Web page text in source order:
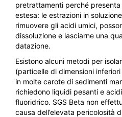
pretrattamenti perché presenta
estesa: le estrazioni in
rimuovere gli acidi umici,
dissoluzione e lasciarne una
datazione.
Esistono alcuni metodi per
(particelle di dimensioni
in molte carote di sedimenti
richiedono liquidi pesanti e
fluoridrico. SGS Beta non
causa dell’elevata pericolosità